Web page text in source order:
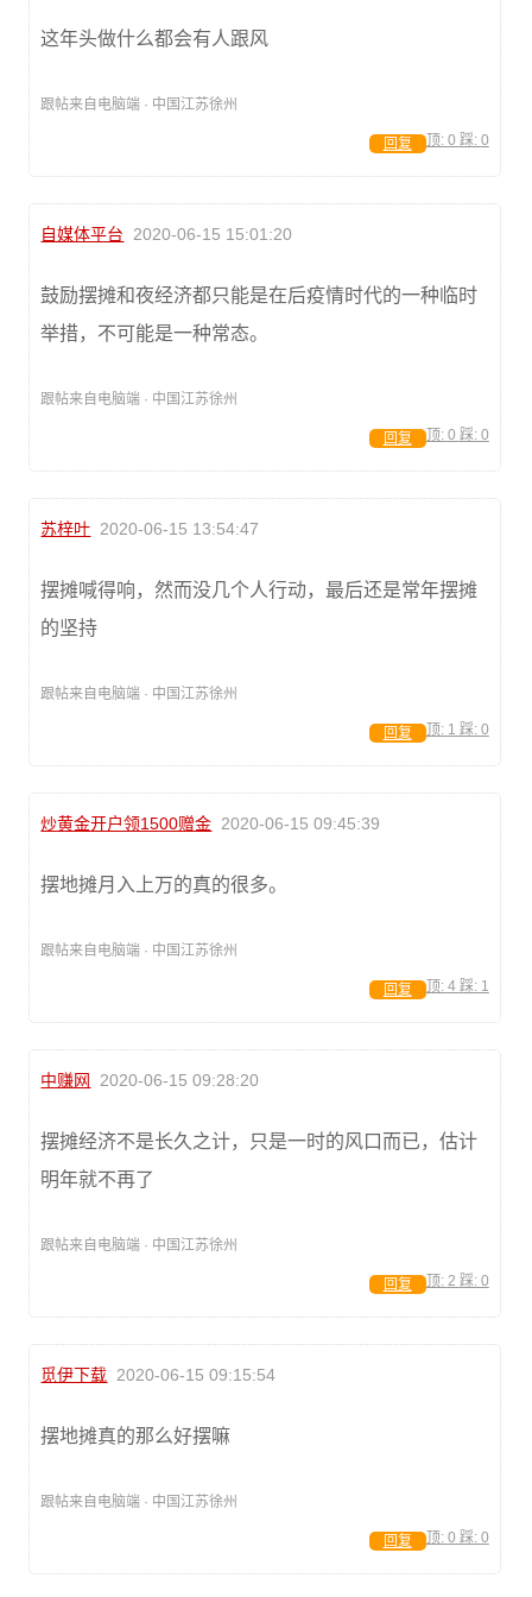
这年头做什么都会有人跟风
跟帖来自电脑端 · 中国江苏徐州
顶: 0 踩: 0
回复
自媒体平台 2020-06-15 15:01:20
鼓励摆摊和夜经济都只能是在后疫情时代的一种临时
举措，不可能是一种常态。
跟帖来自电脑端 · 中国江苏徐州
顶: 0 踩: 0
回复
苏梓叶 2020-06-15 13:54:47
摆摊喊得响，然而没几个人行动，最后还是常年摆摊
的坚持
跟帖来自电脑端 · 中国江苏徐州
顶: 1 踩: 0
回复
炒黄金开户领1500赠金 2020-06-15 09:45:39
摆地摊月入上万的真的很多。
跟帖来自电脑端 · 中国江苏徐州
顶: 4 踩: 1
回复
中赚网 2020-06-15 09:28:20
摆摊经济不是长久之计，只是一时的风口而已，估计
明年就不再了
跟帖来自电脑端 · 中国江苏徐州
顶: 2 踩: 0
回复
觅伊下载 2020-06-15 09:15:54
摆地摊真的那么好摆嘛
跟帖来自电脑端 · 中国江苏徐州
顶: 0 踩: 0
回复